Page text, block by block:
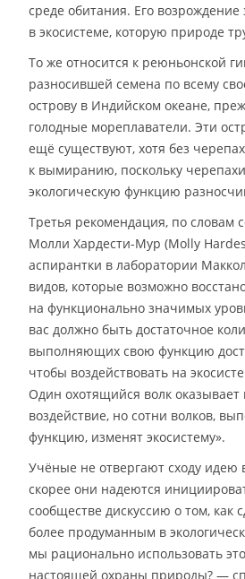
среде обитания. Его
в экосистеме, которую природе
То же относится к реюньонской
разносившей семена по всему
острову в Индийском океане,
голодные мореплаватели. Эти
ещё существуют, хотя без
к вымиранию, поскольку
экологическую функцию
Третья рекомендация, по словам
Молли Хардести-Мур (Molly
аспирантки в лаборатории
видов, которые возможно
на функционально значимых
вас должно быть достаточное
выполняющих свою функцию
чтобы воздействовать на
Один охотящийся волк
воздействие, но сотни волков,
функцию, изменят экосистему».
Учёные не отвергают сходу идею
скорее они надеются
сообществе дискуссию о том, как
более продуманным в
мы рационально использовать
настоящей охраны природы? —